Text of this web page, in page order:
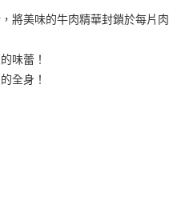
運費
全家取貨⭐依訂購順序安
將美味的牛肉精華封鎖於每片肉
味蕾！
全身！